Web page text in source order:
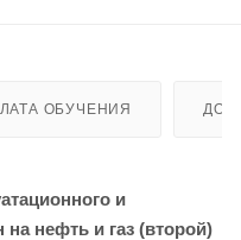
ОБУЧЕНИЯ
и
нефть и газ (второй)